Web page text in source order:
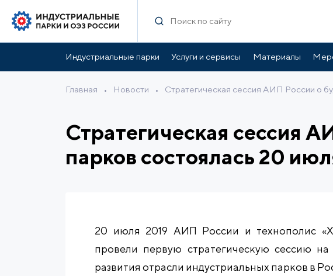
Индустриальные парки Услуги и сервисы Материалы
Главная • Новости • Стратегическая сессия АИП России о
Стратегическая сессия
парков состоялась 20
20 июля 2019 АИП России и технополис
провели первую стратегическую сессию
развития отрасли индустриальных парков в